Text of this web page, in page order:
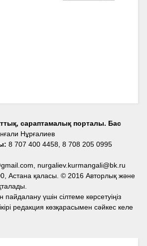
сараптамалық порталы. Бас
Нұрғалиев
8 707 400 4458, 8 708 205 0995
nurgaliev.kurmangali@bk.ru
Астана қаласы. © 2016 Авторлық және
үшін сілтеме көрсетуіңіз
редакция көзқарасымен сәйкес келе